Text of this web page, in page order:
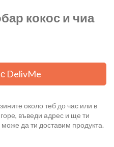
кокос и чиа
DelivMe
около теб до час или в
въведи адрес и ще ти
да ти доставим продукта.